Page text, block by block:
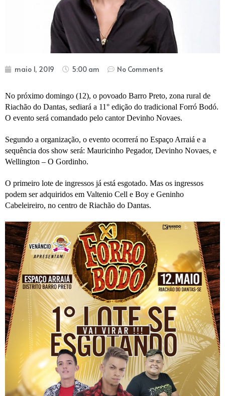
maio 1, 2019 5:00 am No Comments
No próximo domingo (12), o povoado Barro Preto, zona rural de
Riachão do Dantas, sediará a 11° edição do tradicional Forró Bodó.
O evento será comandado pelo cantor Devinho Novaes.
Segundo a organização, o evento ocorrerá no Espaço Arraiá e a
sequência dos show será: Mauricinho Pegador, Devinho Novaes, e
Wellington – O Gordinho.
O primeiro lote de ingressos já está esgotado. Mas os ingressos
podem ser adquiridos em Valtenio Cell e Boy e Geninho
Cabeleireiro, no centro de Riachão do Dantas.